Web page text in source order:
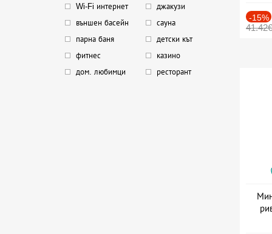
Wi-Fi интернет
джакузи
външен басейн
сауна
парна баня
детски кът
фитнес
казино
дом. любимци
ресторант
-15%
41.42€